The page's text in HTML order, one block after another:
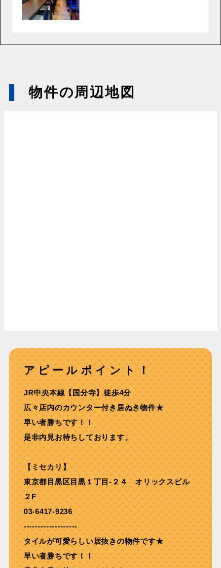
物件の周辺地図
アピールポイント！
JR中央本線【国分寺】徒歩4分
広々店内のカウンター付き居ぬき物件★
早い者勝ちです！！
是非内見お待ちしております。
【ミセカリ】
東京都目黒区目黒１丁目-２４ オリックスビル
２F
03-6417-9236
-------------------
タイルが可愛らしい居抜きの物件です★
早い者勝ちです！！